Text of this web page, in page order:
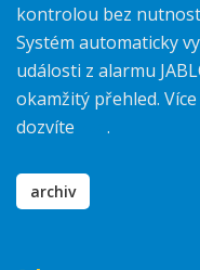
kontrolou bez
Systém automaticky
události z alarmu
okamžitý přehled.
dozvíte
.
archiv